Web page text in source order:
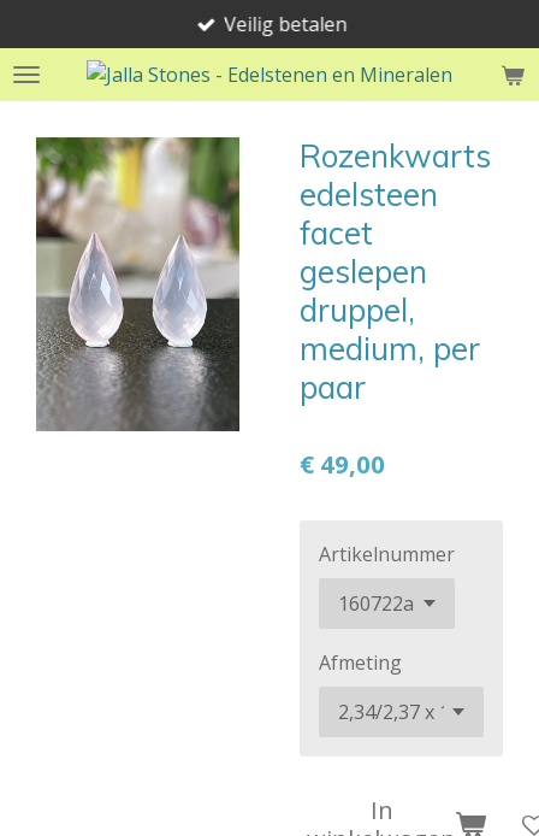
direct
naar
hoofdinhoud
Veilig betalen
Rozenkwarts
edelsteen
facet
geslepen
druppel,
medium, per
paar
€ 49,00
Artikelnummer
Afmeting
In